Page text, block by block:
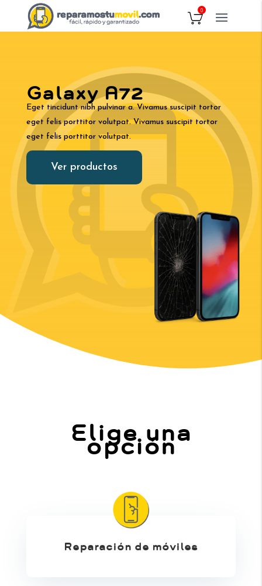
0
Galaxy A72
Eget tincidunt nibh pulvinar a. Vivamus suscipit tortor
eget felis porttitor volutpat. Vivamus suscipit tortor
eget felis porttitor volutpat.
Ver productos
Elige una
opción
Reparación de móviles